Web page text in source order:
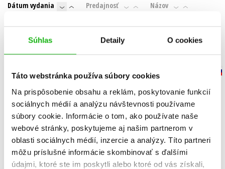
Súhlas Detaily O cookies
Táto webstránka používa súbory cookies
Na prispôsobenie obsahu a reklám, poskytovanie funkcií
sociálnych médií a analýzu návštevnosti používame
súbory cookie. Informácie o tom, ako používate naše
webové stránky, poskytujeme aj našim partnerom v
oblasti sociálnych médií, inzercie a analýzy. Títo partneri
môžu príslušné informácie skombinovať s ďalšími
údajmi, ktoré ste im poskytli alebo ktoré od vás získali,
Dátum vydania Predajnosť
Názov
IBA DOSTUPNÉ